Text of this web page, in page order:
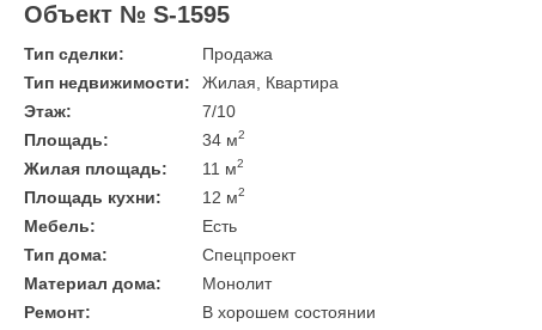
Объект № S-1595
Тип сделки:
Продажа
Тип недвижимости:
Жилая, Квартира
Этаж:
7/10
Площадь:
34 м2
Жилая площадь: 11 м2
Площадь кухни: 12 м2
Мебель:
Есть
Тип дома:
Спецпроект
Материал дома:
Монолит
Ремонт:
В хорошем состоянии